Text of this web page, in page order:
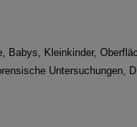
Kleinkinder,
Untersuchungen,